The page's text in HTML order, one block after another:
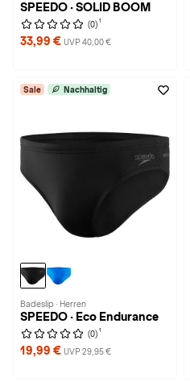
SPEEDO · SOLID BOOM
(0) 1
33,99 € UVP 40,00 €
Sale Nachhaltig
Badeslip · Herren
SPEEDO · Eco Endurance
(0) 1
19,99 € UVP 29,95 €